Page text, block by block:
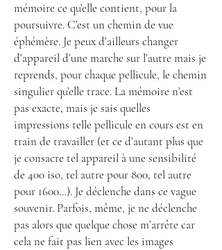
mémoire ce qu’elle contient, pour la
poursuivre. C’est un chemin de vue
éphémère. Je peux d’ailleurs changer
d’appareil d’une marche sur l’autre mais je
reprends, pour chaque pellicule, le chemin
singulier qu’elle trace. La mémoire n’est
pas exacte, mais je sais quelles
impressions telle pellicule en cours est en
train de travailler (et ce d’autant plus que
je consacre tel appareil à une sensibilité
de 400 iso, tel autre pour 800, tel autre
pour 1600…). Je déclenche dans ce vague
souvenir. Parfois, même, je ne déclenche
pas alors que quelque chose m’arrête car
cela ne fait pas lien avec les images